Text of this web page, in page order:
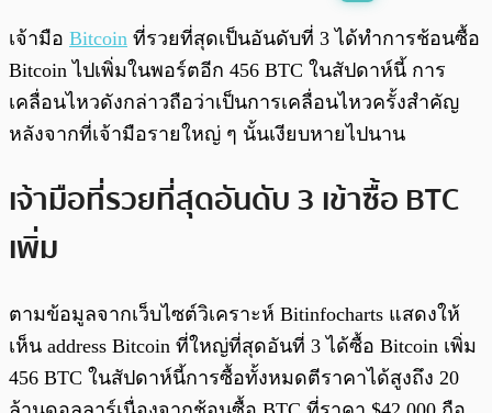
0:00 0:00
เจ้ามือ Bitcoin ที่รวยที่สุดเป็นอันดับที่ 3 ได้ทำการช้อนซื้อ
Bitcoin ไปเพิ่มในพอร์ตอีก 456 BTC ในสัปดาห์นี้ การ
เคลื่อนไหวดังกล่าวถือว่าเป็นการเคลื่อนไหวครั้งสำคัญ
หลังจากที่เจ้ามือรายใหญ่ ๆ นั้นเงียบหายไปนาน
เจ้ามือที่รวยที่สุดอันดับ 3 เข้าซื้อ BTC
เพิ่ม
ตามข้อมูลจากเว็บไซต์วิเคราะห์ Bitinfocharts แสดงให้
เห็น address Bitcoin ที่ใหญ่ที่สุดอันที่ 3 ได้ซื้อ Bitcoin เพิ่ม
456 BTC ในสัปดาห์นี้การซื้อทั้งหมดตีราคาได้สูงถึง 20